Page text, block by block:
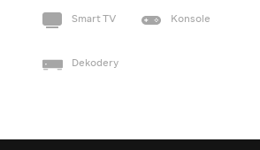
Smart TV Konsole
Dekodery